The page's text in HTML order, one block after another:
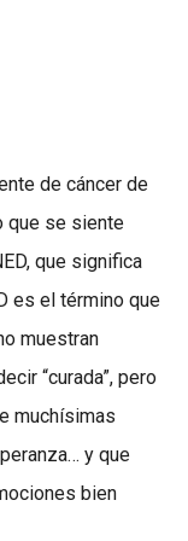
de cáncer de
que se siente
que significa
es el término que
muestran
“curada”, pero
muchísimas
y que
bien